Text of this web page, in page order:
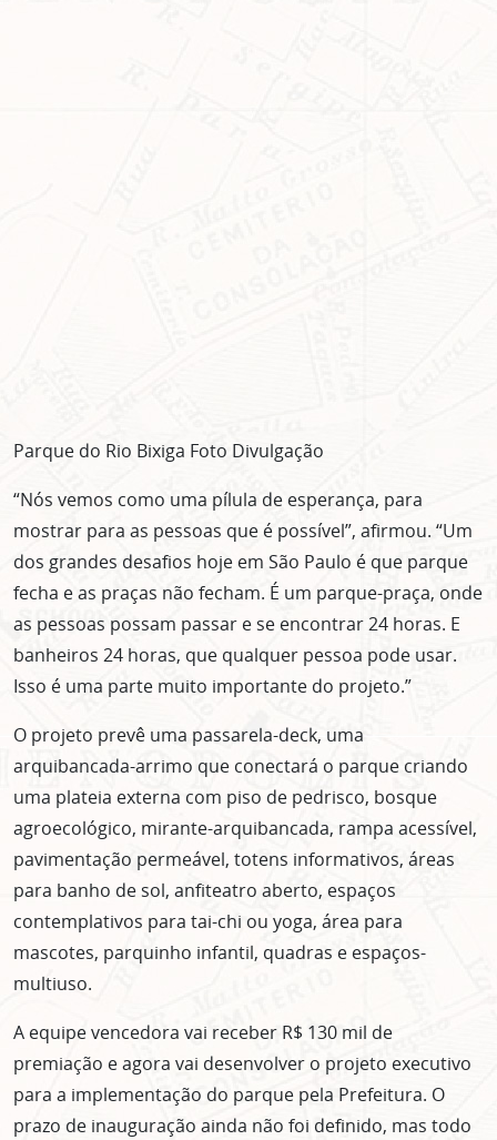
Parque do Rio Bixiga Foto Divulgação
“Nós vemos como uma pílula de esperança, para
mostrar para as pessoas que é possível”, afirmou. “Um
dos grandes desafios hoje em São Paulo é que parque
fecha e as praças não fecham. É um parque-praça, onde
as pessoas possam passar e se encontrar 24 horas. E
banheiros 24 horas, que qualquer pessoa pode usar.
Isso é uma parte muito importante do projeto.”
O projeto prevê uma passarela-deck, uma
arquibancada-arrimo que conectará o parque criando
uma plateia externa com piso de pedrisco, bosque
agroecológico, mirante-arquibancada, rampa acessível,
pavimentação permeável, totens informativos, áreas
para banho de sol, anfiteatro aberto, espaços
contemplativos para tai-chi ou yoga, área para
mascotes, parquinho infantil, quadras e espaços-
multiuso.
A equipe vencedora vai receber R$ 130 mil de
premiação e agora vai desenvolver o projeto executivo
para a implementação do parque pela Prefeitura. O
prazo de inauguração ainda não foi definido, mas todo